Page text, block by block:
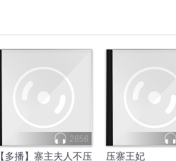
2856
【多播】寨主夫人不压
压寨王妃